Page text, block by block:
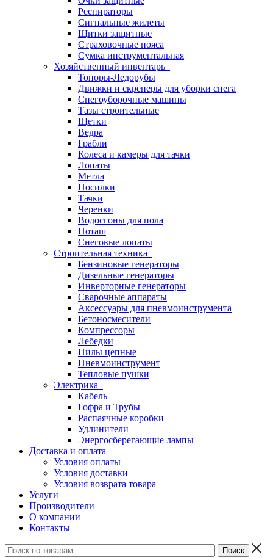
Респираторы
Сигнальные жилеты
Щитки защитные
Страховочные пояса
Сумка инструментальная
Хозяйственный инвентарь
Топоры-Ледорубы
Движки и скреперы для уборки снега
Снегоуборочные машины
Тазы строительные
Щетки
Ведра
Грабли
Колеса и камеры для тачки
Лопаты
Метла
Носилки
Тачки
Черенки
Водосгоны для пола
Поташ
Снеговые лопаты
Строительная техника
Бензиновые генераторы
Дизельные генераторы
Инверторные генераторы
Сварочные аппараты
Аксессуары для пневмоинструмента
Бетоносмесители
Компрессоры
Лебедки
Пилы цепные
Пневмоинструмент
Тепловые пушки
Электрика
Кабель
Гофра и Трубы
Распаячные коробки
Удлинители
Энергосберегающие лампы
Доставка и оплата
Условия оплаты
Условия доставки
Условия возврата товара
Услуги
Производители
О компании
Контакты